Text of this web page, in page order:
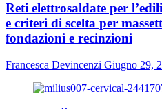
Reti elettrosaldate per
e criteri di scelta per
fondazioni e recinzioni
Francesca Devincenzi Giugno 29,